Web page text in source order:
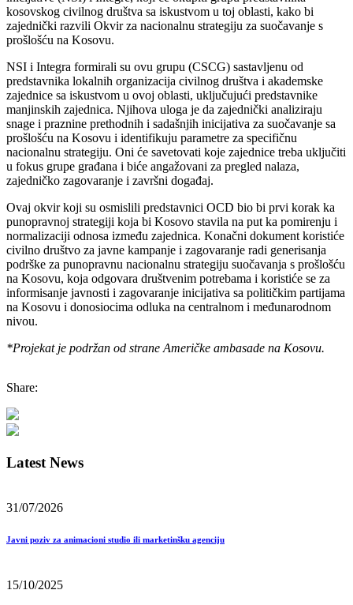
kosovskog civilnog društva sa iskustvom u toj oblasti, kako bi
zajednički razvili Okvir za nacionalnu strategiju za suočavanje s
prošlošću na Kosovu.
NSI i Integra formirali su ovu grupu (CSCG) sastavljenu od
predstavnika lokalnih organizacija civilnog društva i akademske
zajednice sa iskustvom u ovoj oblasti, uključujući predstavnike
manjinskih zajednica. Njihova uloga je da zajednički analiziraju
snage i praznine prethodnih i sadašnjih inicijativa za suočavanje sa
prošlošću na Kosovu i identifikuju parametre za specifičnu
nacionalnu strategiju. Oni će savetovati koje zajednice treba uključiti
u fokus grupe građana i biće angažovani za pregled nalaza,
zajedničko zagovaranje i završni događaj.
Ovaj okvir koji su osmislili predstavnici OCD bio bi prvi korak ka
punopravnoj strategiji koja bi Kosovo stavila na put ka pomirenju i
normalizaciji odnosa između zajednica. Konačni dokument koristiće
civilno društvo za javne kampanje i zagovaranje radi generisanja
podrške za punopravnu nacionalnu strategiju suočavanja s prošlošću
na Kosovu, koja odgovara društvenim potrebama i koristiće se za
informisanje javnosti i zagovaranje inicijativa sa političkim partijama
na Kosovu i donosiocima odluka na centralnom i međunarodnom
nivou.
*Projekat je podržan od strane Američke ambasade na Kosovu.
Share:
Latest News
31/07/2026
Javni poziv za animacioni studio ili marketinšku agenciju
15/10/2025